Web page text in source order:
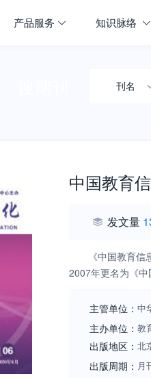
产品服务 知识脉络
刊名
中国教育
发文量
《中国教育
2007年更名为《
主管单位： 中
主办单位： 教
出版地区： 北
出版周期： 月